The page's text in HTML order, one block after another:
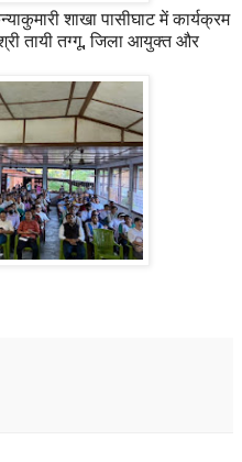
शाखा पासीघाट में कार्यक्रम
तायी तग्गू, जिला आयुक्त और